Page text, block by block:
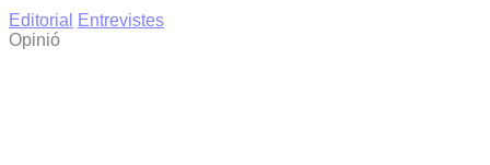
Editorial
Entrevistes
Opinió